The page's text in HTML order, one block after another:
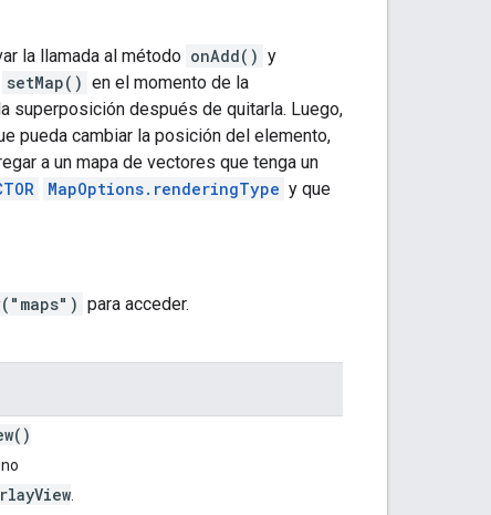
la llamada al método onAdd() y
setMap() en el momento de la
superposición después de quitarla. Luego,
pueda cambiar la posición del elemento,
a un mapa de vectores que tenga un
MapOptions.renderingType y que
para acceder.